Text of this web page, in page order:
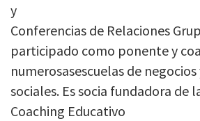
y
Conferencias de Relaciones
participado como ponente y
numerosasescuelas de
sociales. Es socia fundadora de
Coaching Educativo